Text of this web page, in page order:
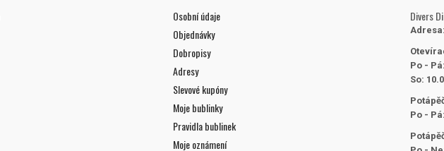
Osobní údaje
Objednávky
Dobropisy
Adresy
Slevové kupóny
Moje bublinky
Pravidla bublinek
Moje oznámení
Divers
Adresa:
Po -
So:
Po -